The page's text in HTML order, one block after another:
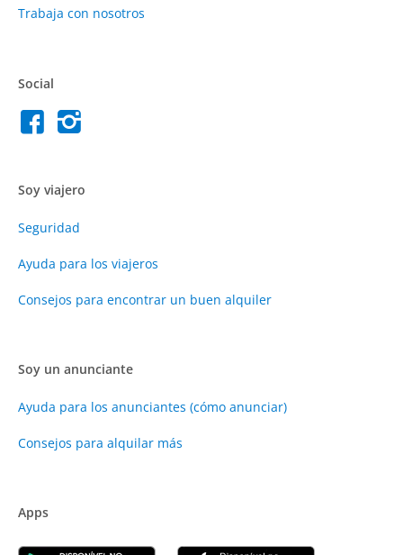
Trabaja con nosotros
Social
Soy viajero
Seguridad
Ayuda para los viajeros
Consejos para encontrar un buen alquiler
Soy un anunciante
Ayuda para los anunciantes (cómo anunciar)
Consejos para alquilar más
Apps